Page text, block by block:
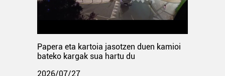
Papera eta kartoia jasotzen duen kamioi
bateko kargak sua hartu du
2026/07/27